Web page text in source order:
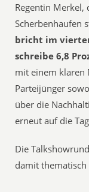
Regentin
Scherbenhaufen
bricht im
schreibe 6,8
mit einem klaren
Parteijünger
über die
erneut auf die
Die
damit thematisch